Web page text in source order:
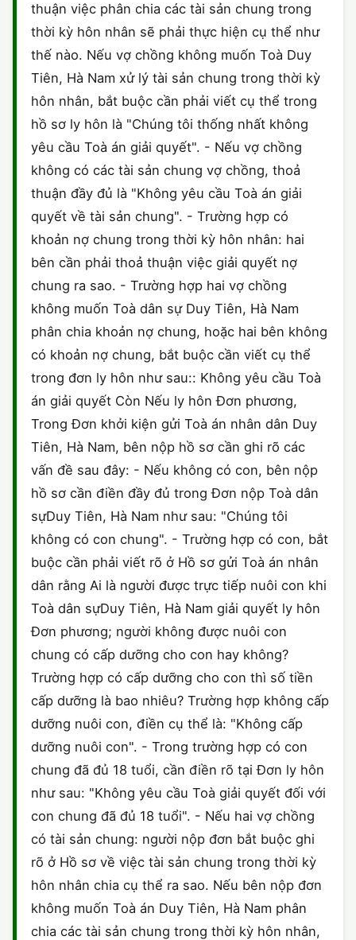
thuận việc phân chia các tài sản chung trong
thời kỳ hôn nhân sẽ phải thực hiện cụ thể như
thế nào. Nếu vợ chồng không muốn Toà Duy
Tiên, Hà Nam xử lý tài sản chung trong thời kỳ
hôn nhân, bắt buộc cần phải viết cụ thể trong
hồ sơ ly hôn là "Chúng tôi thống nhất không
yêu cầu Toà án giải quyết". - Nếu vợ chồng
không có các tài sản chung vợ chồng, thoả
thuận đầy đủ là "Không yêu cầu Toà án giải
quyết về tài sản chung". - Trường hợp có
khoản nợ chung trong thời kỳ hôn nhân: hai
bên cần phải thoả thuận việc giải quyết nợ
chung ra sao. - Trường hợp hai vợ chồng
không muốn Toà dân sự Duy Tiên, Hà Nam
phân chia khoản nợ chung, hoặc hai bên không
có khoản nợ chung, bắt buộc cần viết cụ thể
trong đơn ly hôn như sau:: Không yêu cầu Toà
án giải quyết Còn Nếu ly hôn Đơn phương,
Trong Đơn khởi kiện gửi Toà án nhân dân Duy
Tiên, Hà Nam, bên nộp hồ sơ cần ghi rõ các
vấn đề sau đây: - Nếu không có con, bên nộp
hồ sơ cần điền đầy đủ trong Đơn nộp Toà dân
sựDuy Tiên, Hà Nam như sau: "Chúng tôi
không có con chung". - Trường hợp có con, bắt
buộc cần phải viết rõ ở Hồ sơ gửi Toà án nhân
dân rằng Ai là người được trực tiếp nuôi con khi
Toà dân sựDuy Tiên, Hà Nam giải quyết ly hôn
Đơn phương; người không được nuôi con
chung có cấp dưỡng cho con hay không?
Trường hợp có cấp dưỡng cho con thì số tiền
cấp dưỡng là bao nhiêu? Trường hợp không cấp
dưỡng nuôi con, điền cụ thể là: "Không cấp
dưỡng nuôi con". - Trong trường hợp có con
chung đã đủ 18 tuổi, cần điền rõ tại Đơn ly hôn
như sau: "Không yêu cầu Toà giải quyết đối với
con chung đã đủ 18 tuổi". - Nếu hai vợ chồng
có tài sản chung: người nộp đơn bắt buộc ghi
rõ ở Hồ sơ về việc tài sản chung trong thời kỳ
hôn nhân chia cụ thể ra sao. Nếu bên nộp đơn
không muốn Toà án Duy Tiên, Hà Nam phân
chia các tài sản chung trong thời kỳ hôn nhân,